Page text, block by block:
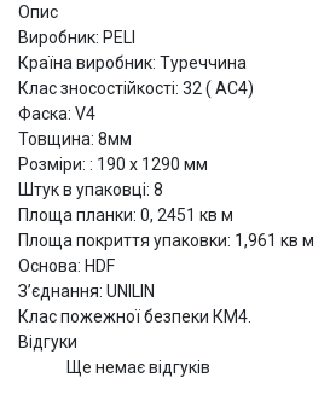
Опис
Виробник: PELI
Країна виробник: Туреччина
Клас зносостійкості: 32 ( АС4)
Фаска: V4
Товщина: 8мм
Розміри: : 190 х 1290 мм
Штук в упаковці: 8
Площа планки: 0, 2451 кв м
Площа покриття упаковки: 1,961 кв м
Основа: HDF
З’єднання: UNILIN
Клас пожежної безпеки КМ4.
Відгуки
Ще немає відгуків